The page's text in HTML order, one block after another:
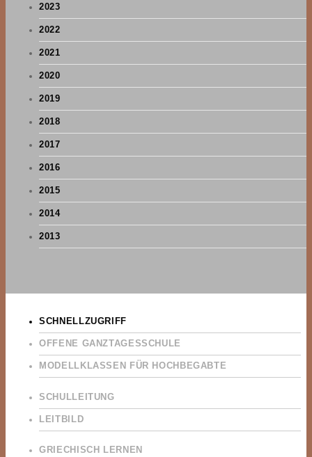
2023
2022
2021
2020
2019
2018
2017
2016
2015
2014
2013
SCHNELLZUGRIFF
OFFENE GANZTAGESSCHULE
MODELLKLASSEN FÜR HOCHBEGABTE
SCHULLEITUNG
LEITBILD
GRIECHISCH LERNEN